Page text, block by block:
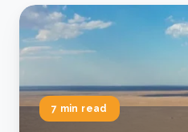
7 min read